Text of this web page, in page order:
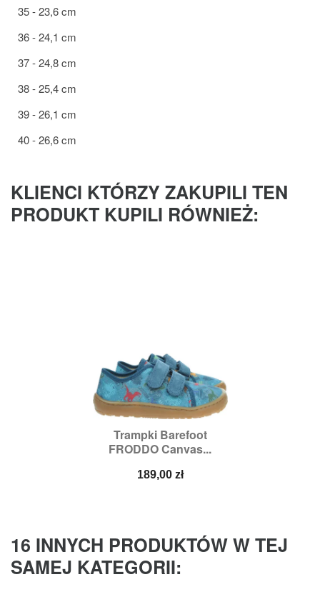
35 - 23,6 cm
36 - 24,1 cm
37 - 24,8 cm
38 - 25,4 cm
39 - 26,1 cm
40 - 26,6 cm
KLIENCI KTÓRZY ZAKUPILI TEN
PRODUKT KUPILI RÓWNIEŻ:
Trampki Barefoot
FRODDO Canvas...
Cena
189,00 zł
16 INNYCH PRODUKTÓW W TEJ
SAMEJ KATEGORII: